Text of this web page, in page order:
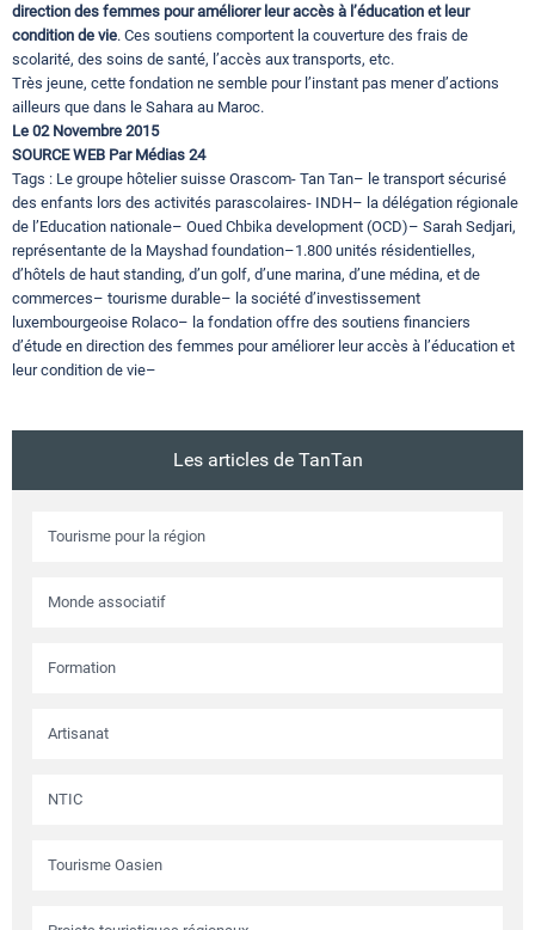
direction des femmes pour améliorer leur accès à l’éducation et leur
condition de vie. Ces soutiens comportent la couverture des frais de
scolarité, des soins de santé, l’accès aux transports, etc.
Très jeune, cette fondation ne semble pour l’instant pas mener d’actions
ailleurs que dans le Sahara au Maroc.
Le 02 Novembre 2015
SOURCE WEB Par Médias 24
Tags : Le groupe hôtelier suisse Orascom- Tan Tan– le transport sécurisé
des enfants lors des activités parascolaires- INDH– la délégation régionale
de l’Education nationale– Oued Chbika development (OCD)– Sarah Sedjari,
représentante de la Mayshad foundation–1.800 unités résidentielles,
d’hôtels de haut standing, d’un golf, d’une marina, d’une médina, et de
commerces– tourisme durable– la société d’investissement
luxembourgeoise Rolaco– la fondation offre des soutiens financiers
d’étude en direction des femmes pour améliorer leur accès à l’éducation et
leur condition de vie–
Les articles de TanTan
Tourisme pour la région
Monde associatif
Formation
Artisanat
NTIC
Tourisme Oasien